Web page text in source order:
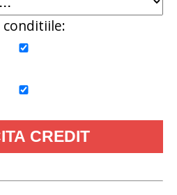
conditiile: